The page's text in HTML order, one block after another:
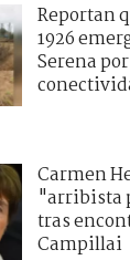
Reportan
1926
Serena
Carmen
"arribista
tras
Campillai